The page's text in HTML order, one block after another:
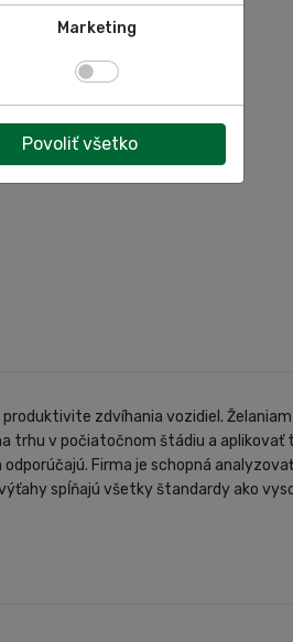
zdvíhania vozidiel.
trhu v počiatočnom štádiu a aplikovať
Firma je schopná
spĺňajú všetky štandardy ako
Marketing
Povoliť všetko